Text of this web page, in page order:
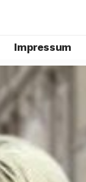
Impressum